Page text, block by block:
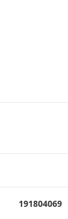
191804069